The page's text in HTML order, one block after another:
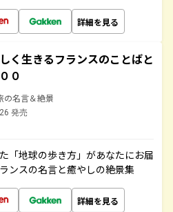
詳細を見る
く生きるフランスのことばと
０
の名言＆絶景
発売
「地球の歩き方」があなたにお届
ンスの名言と癒やしの絶景集
詳細を見る